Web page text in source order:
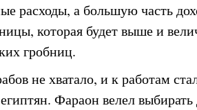
расходы, а большую часть
которая будет выше и
гробниц.
не хватало, и к работам
Фараон велел